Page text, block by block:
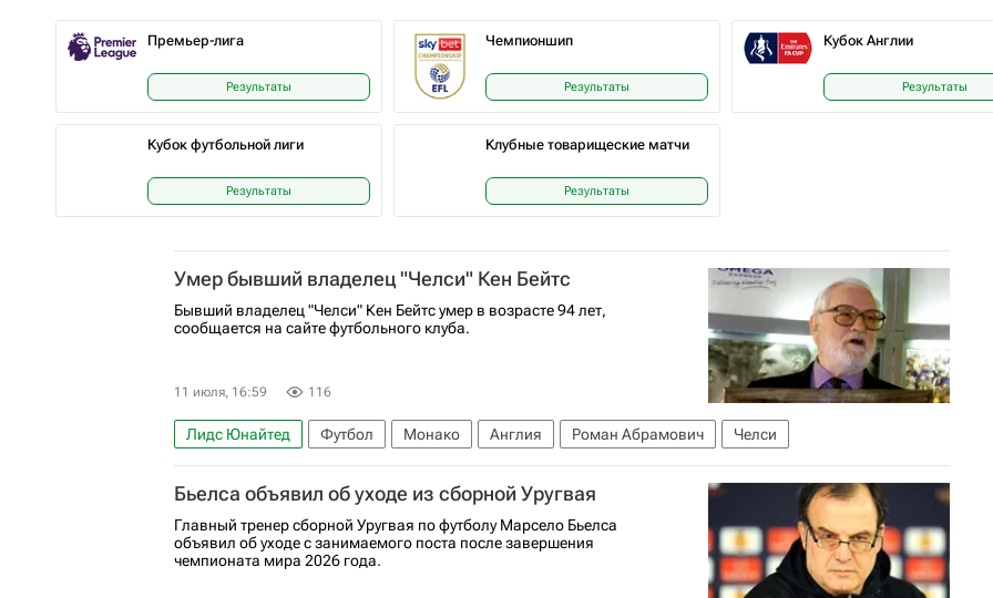
Премьер-лига
Результаты
Чемпионшип
Результаты
Кубок Англии
Результаты
Кубок футбольной лиги
Результаты
Клубные товарищеские матчи
Результаты
Умер бывший владелец "Челси" Кен Бейтс
Бывший владелец "Челси" Кен Бейтс умер в возрасте 94 лет,
сообщается на сайте футбольного клуба.
11 июля, 16:59 116
Лидс Юнайтед Футбол Монако Англия Роман Абрамович Челси
Бьелса объявил об уходе из сборной Уругвая
Главный тренер сборной Уругвая по футболу Марсело Бьелса
объявил об уходе с занимаемого поста после завершения
чемпионата мира 2026 года.